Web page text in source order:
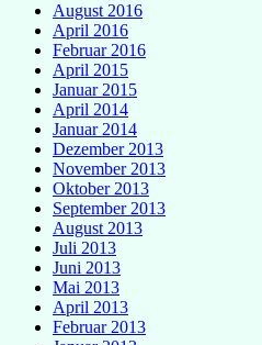
August 2016
April 2016
Februar 2016
April 2015
Januar 2015
April 2014
Januar 2014
Dezember 2013
November 2013
Oktober 2013
September 2013
August 2013
Juli 2013
Juni 2013
Mai 2013
April 2013
Februar 2013